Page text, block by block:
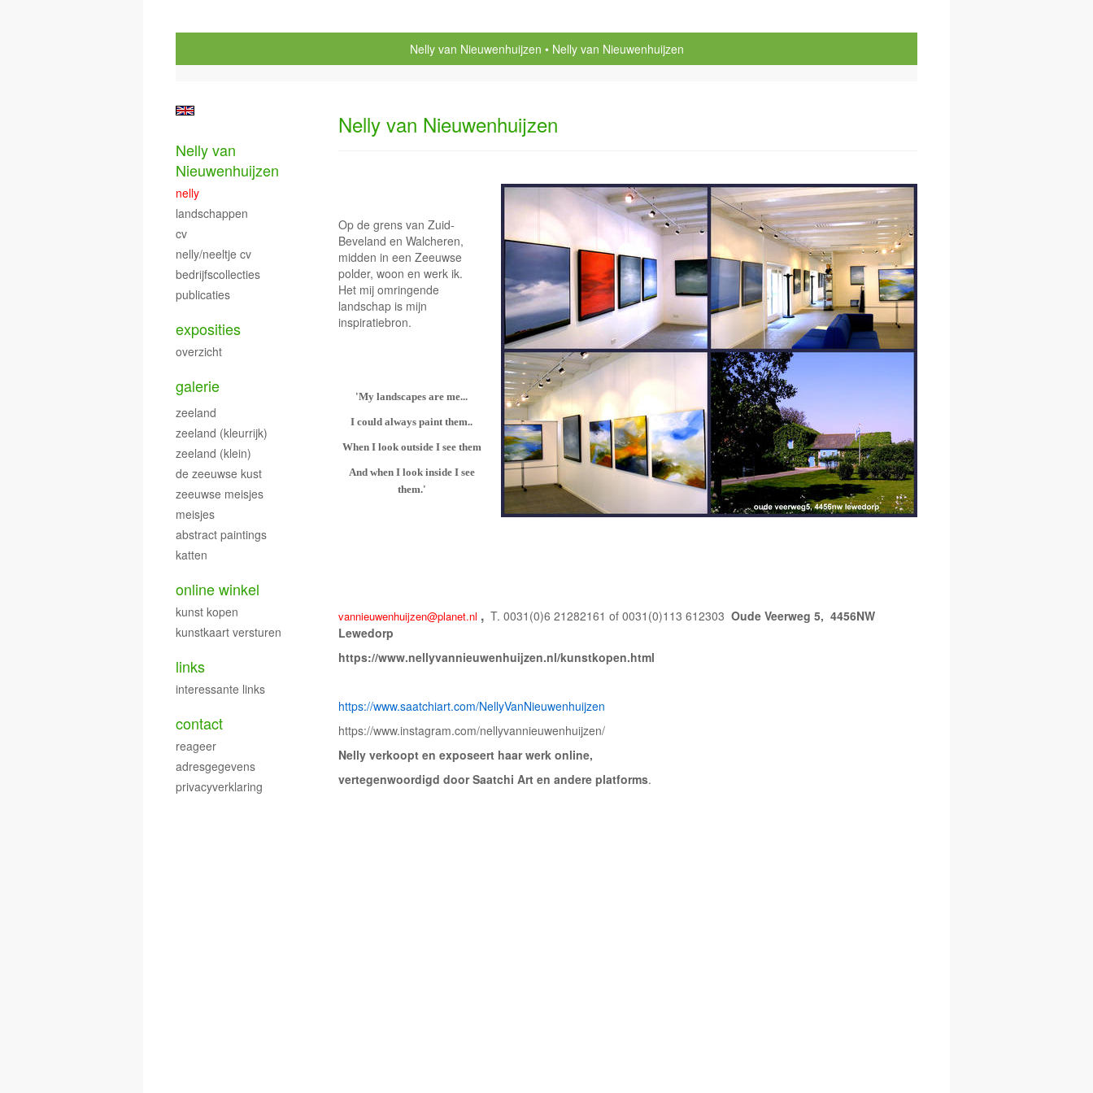
Nelly van Nieuwenhuijzen Nelly van Nieuwenhuijzen
Nelly van Nieuwenhuijzen
Op de grens van Zuid-
Beveland en Walcheren,
midden in een Zeeuwse
polder, woon en werk ik.
Het mij omringende
landschap is mijn
inspiratiebron.
'My landscapes are me...
I could always paint them..
When I look outside I see them
And when I look inside I see
them.'
vannieuwenhuijzen@planet.nl , T. 0031(0)6 21282161 of 0031(0)113 612303 Oude Veerweg 5, 4456NW
Lewedorp
https://www.nellyvannieuwenhuijzen.nl/kunstkopen.html
https://www.saatchiart.com/NellyVanNieuwenhuijzen
https://www.instagram.com/nellyvannieuwenhuijzen/
Nelly verkoopt en exposeert haar werk online,
vertegenwoordigd door Saatchi Art en andere platforms.
Nelly van
Nieuwenhuijzen
nelly
landschappen
cv
nelly/neeltje cv
bedrijfscollecties
publicaties
exposities
overzicht
galerie
zeeland
zeeland (kleurrijk)
zeeland (klein)
de zeeuwse kust
zeeuwse meisjes
meisjes
abstract paintings
katten
online winkel
kunst kopen
kunstkaart versturen
links
interessante links
contact
reageer
adresgegevens
privacyverklaring